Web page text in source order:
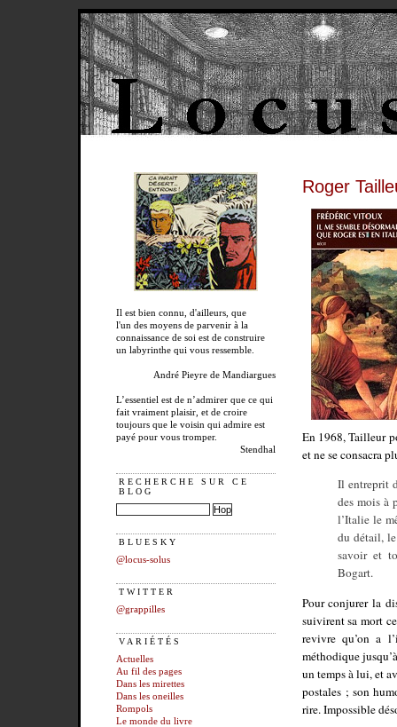
Il est bien connu, d'ailleurs, que
l'un des moyens de parvenir à la
connaissance de soi est de construire
un labyrinthe qui vous ressemble.
André Pieyre de Mandiargues
L’essentiel est de n’admirer que ce qui
fait vraiment plaisir, et de croire
toujours que le voisin qui admire est
payé pour vous tromper.
Stendhal
RECHERCHE SUR CE
BLOG
BLUESKY
@locus-solus
TWITTER
@grappilles
VARIÉTÉS
Actuelles
Au fil des pages
Dans les mirettes
Dans les oneilles
Rompols
Le monde du livre
Roger
En 1968, Tailleur
et ne se consacra
Il entreprit
des mois à
l’Italie le
du détail,
savoir et
Bogart.
Pour conjurer la
suivirent sa mort
revivre qu’on a
méthodique
un temps à lui, et
postales ; son
rire. Impossible